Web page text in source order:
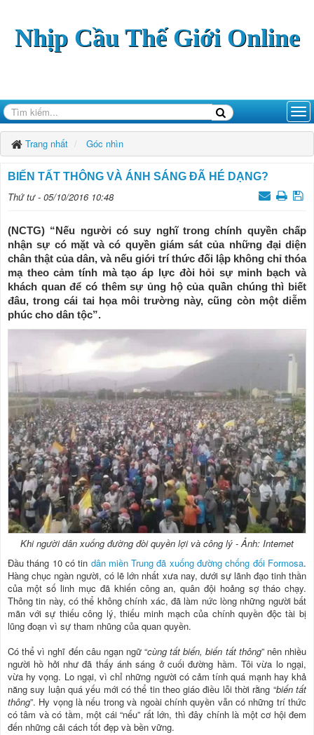
Nhịp Cầu Thế Giới Online
Trang nhất Góc nhìn
BIẾN TẤT THÔNG VÀ ÁNH SÁNG ĐÃ HÉ DẠNG?
Thứ tư - 05/10/2016 10:48
(NCTG) “Nếu người có suy nghĩ trong chính quyền chấp
nhận sự có mặt và có quyền giám sát của những đại diện
chân thật của dân, và nếu giới trí thức đối lập không chỉ thóa
mạ theo cảm tính mà tạo áp lực đòi hỏi sự minh bạch và
khách quan để có thêm sự ủng hộ của quần chúng thì biết
đâu, trong cái tai họa môi trường này, cũng còn một diễm
phúc cho dân tộc”.
Khi người dân xuống đường đòi quyền lợi và công lý - Ảnh: Internet
Đầu tháng 10 có tin dân miền Trung đã xuống đường chống đối Formosa.
Hàng chục ngàn người, có lẽ lớn nhất xưa nay, dưới sự lãnh đạo tinh thần
của một số linh mục đã khiến công an, quân đội hoảng sợ tháo chạy.
Thông tin này, có thể không chính xác, đã làm nức lòng những người bất
mãn với sự thiếu công lý, thiếu minh mạch của chính quyền độc tài bị
lũng đoạn vì sự tham nhũng của quan quyền.
Có thể vì nghĩ đến câu ngạn ngữ “cùng tất biến, biến tất thông” nên nhiều
người hồ hởi như đã thấy ánh sáng ở cuối đường hầm. Tôi vừa lo ngại,
vừa hy vọng. Lo ngại, vì chỉ những người có cảm tính quá mạnh hay khả
năng suy luận quá yếu mới có thể tin theo giáo điều lỗi thời rằng “biến tất
thông”. Hy vọng là nếu trong và ngoài chính quyền vẫn có những trí thức
có tâm và có tầm, một cái “nếu” rất lớn, thì đây chính là một cơ hội đem
đến những cải cách tốt đẹp và bền vững.